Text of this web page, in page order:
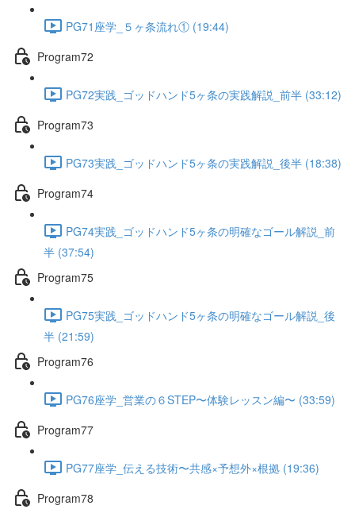
PG71座学_５ヶ条流れ① (19:44)
Program72
PG72実践_ゴッドハンド5ヶ条の実践解説_前半 (33:12)
Program73
PG73実践_ゴッドハンド5ヶ条の実践解説_後半 (18:38)
Program74
PG74実践_ゴッドハンド5ヶ条の明確なゴール解説_前
半 (37:54)
Program75
PG75実践_ゴッドハンド5ヶ条の明確なゴール解説_後
半 (21:59)
Program76
PG76座学_営業の６STEP〜体験レッスン編〜 (33:59)
Program77
PG77座学_伝える技術〜共感×予想外×根拠 (19:36)
Program78